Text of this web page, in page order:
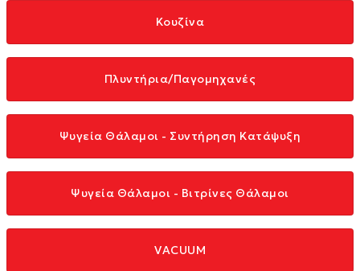
Κουζίνα
Πλυντήρια/Παγομηχανές
Ψυγεία Θάλαμοι - Συντήρηση Κατάψυξη
Ψυγεία Θάλαμοι - Βιτρίνες Θάλαμοι
VACUUM